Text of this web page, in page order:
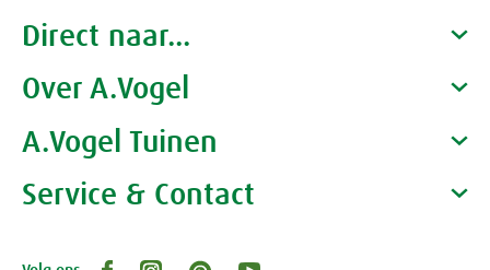
Direct naar...
Producten
Gezondheidscoaches
Over A.Vogel
Alfred Vogel
Waarom A.Vogel kiezen
A.Vogel Tuinen
Over A.Vogel tuinen
Service & Contact